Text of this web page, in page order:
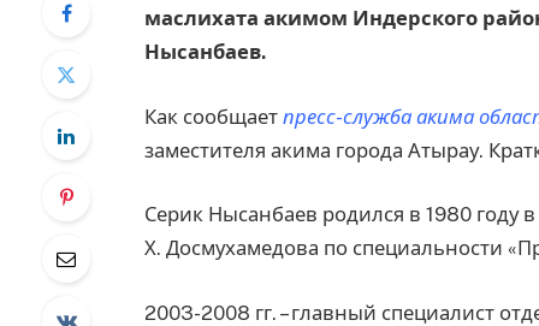
маслихата акимом Индерского
Нысанбаев.
Как сообщает пресс-служба акима
заместителя акима города Атырау.
Серик Нысанбаев родился в 1980 году
Х. Досмухамедова по специальности
2003-2008 гг. – главный специалист